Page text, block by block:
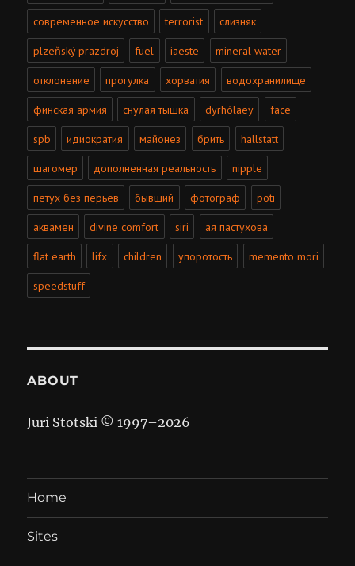
современное искусство terrorist слизняк
plzeňský prazdroj fuel iaeste mineral water
отклонение прогулка хорватия водохранилище
финская армия снулая тышка dyrhólaey face
spb идиократия майонез брить hallstatt
шагомер дополненная реальность nipple
петух без перьев бывший фотограф poti
аквамен divine comfort siri ая пастухова
flat earth lifx children упоротость memento mori
speedstuff
ABOUT
Juri Stotski © 1997–2026
Home
Sites